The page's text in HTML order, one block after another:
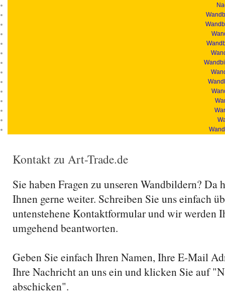
Kontakt zu Art-Trade.de
Sie haben Fragen zu unseren Wandbildern? Da
Ihnen gerne weiter. Schreiben Sie uns einfach
untenstehene Kontaktformular und wir werden
umgehend beantworten.
Geben Sie einfach Ihren Namen, Ihre E-Mail
Ihre Nachricht an uns ein und klicken Sie auf
abschicken".